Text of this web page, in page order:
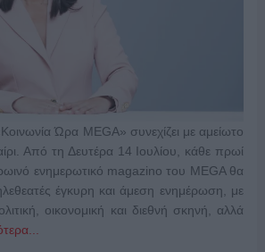
Ώρα MEGA» συνεχίζει με αμείωτο
Από τη Δευτέρα 14 Ιουλίου, κάθε πρωί
ενημερωτικό magazino του MEGA θα
έγκυρη και άμεση ενημέρωση, με
οικονομική και διεθνή σκηνή, αλλά